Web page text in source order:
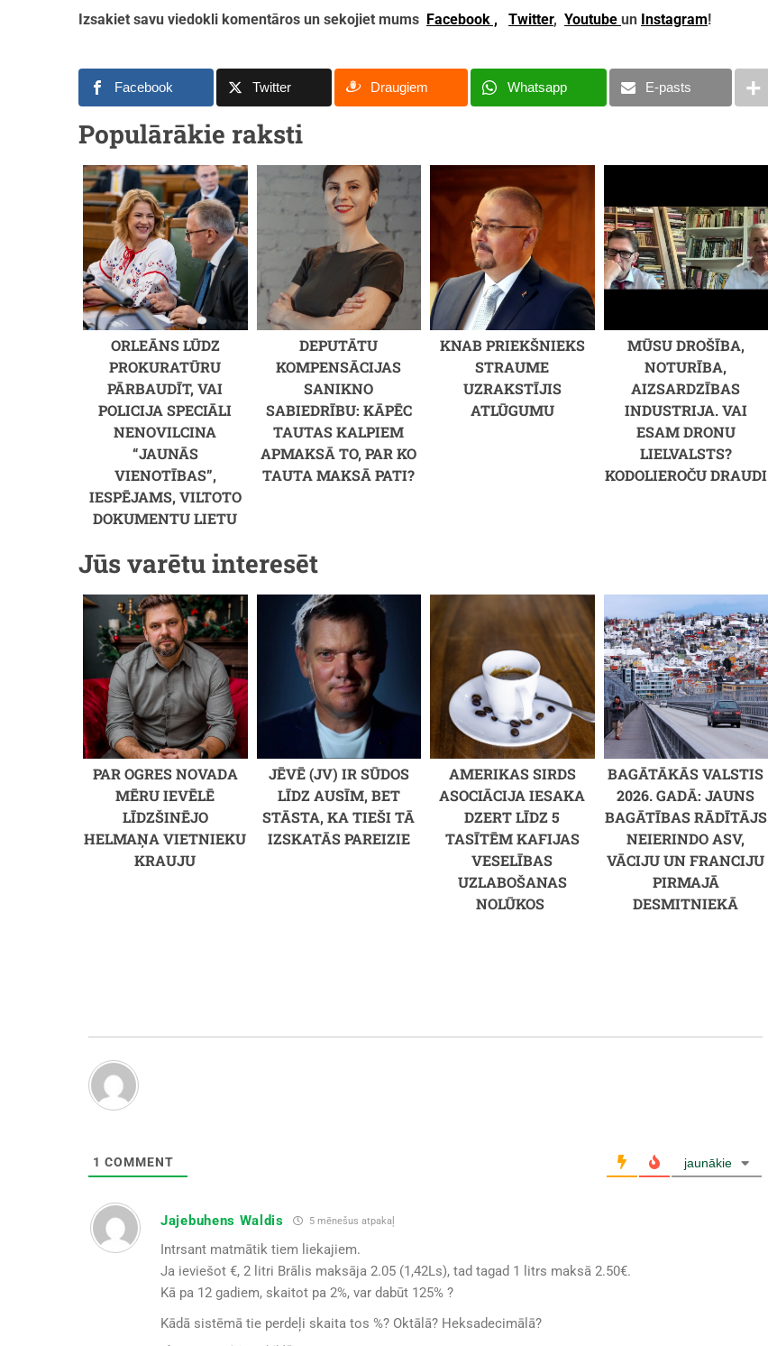
Izsakiet savu viedokli komentāros un sekojiet mums Facebook , Twitter, Youtube un Instagram!
Facebook Twitter Draugiem Whatsapp E-pasts
Populārākie raksti
ORLEĀNS LŪDZ
PROKURATŪRU
PĀRBAUDĪT, VAI
POLICIJA SPECIĀLI
NENOVILCINA
“JAUNĀS
VIENOTĪBAS”,
IESPĒJAMS, VILTOTO
DOKUMENTU LIETU
DEPUTĀTU
KOMPENSĀCIJAS
SANIKNO
SABIEDRĪBU: KĀPĒC
TAUTAS KALPIEM
APMAKSĀ TO, PAR KO
TAUTA MAKSĀ PATI?
KNAB PRIEKŠNIEKS
STRAUME
UZRAKSTĪJIS
ATLŪGUMU
MŪSU DROŠĪBA,
NOTURĪBA,
AIZSARDZĪBAS
INDUSTRIJA. VAI
ESAM DRONU
LIELVALSTS?
KODOLIEROČU DRAUDI
Jūs varētu interesēt
PAR OGRES NOVADA
MĒRU IEVĒLĒ
LĪDZŠINĒJO
HELMAŅA VIETNIEKU
KRAUJU
JĒVĒ (JV) IR SŪDOS
LĪDZ AUSĪM, BET
STĀSTA, KA TIEŠI TĀ
IZSKATĀS PAREIZIE
AMERIKAS SIRDS
ASOCIĀCIJA IESAKA
DZERT LĪDZ 5
TASĪTĒM KAFIJAS
VESELĪBAS
UZLABOŠANAS
NOLŪKOS
BAGĀTĀKĀS VALSTIS
2026. GADĀ: JAUNS
BAGĀTĪBAS RĀDĪTĀJS
NEIERINDO ASV,
VĀCIJU UN FRANCIJU
PIRMAJĀ
DESMITNIEKĀ
1 COMMENT jaunākie
Jajebuhens Waldis 5 mēnešus atpakaļ
Intrsant matmātik tiem liekajiem.
Ja ieviešot €, 2 litri Brālis maksāja 2.05 (1,42Ls), tad tagad 1 litrs maksā 2.50€.
Kā pa 12 gadiem, skaitot pa 2%, var dabūt 125% ?
Kādā sistēmā tie perdeļi skaita tos %? Oktālā? Heksadecimālā?